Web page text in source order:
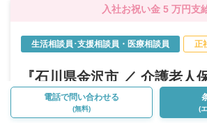
入社お祝い金 5 万円支
生活相談員･支援相談員・医療相談員 正
『石川県金沢市 ／ 介護老人
活相談員･支援相談員・医療
員』のお仕事
電話で問い合わせる
(無料) (